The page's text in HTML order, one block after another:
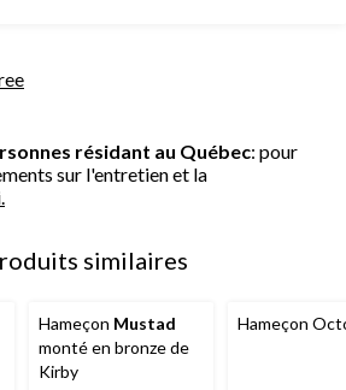
résidant au Québec: pour
sur l'entretien et la
similaires
Hameçon Mustad
monté en bronze de
Kirby
Hameçon